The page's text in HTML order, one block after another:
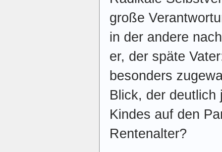
große
in der andere
er, der späte
besonders
Blick, der deutlich
Kindes auf den
Rentenalter?